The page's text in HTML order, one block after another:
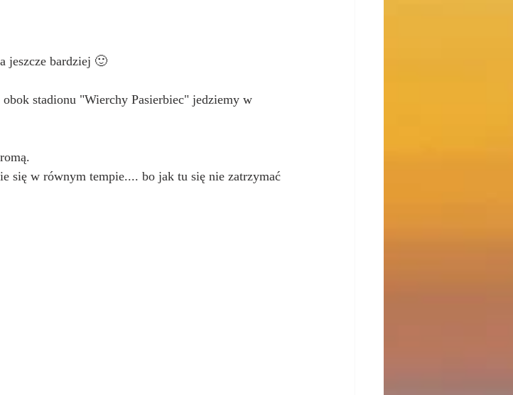
jeszcze bardziej 🙂
stadionu "Wierchy Pasierbiec" jedziemy w
się w równym tempie.... bo jak tu się nie zatrzymać